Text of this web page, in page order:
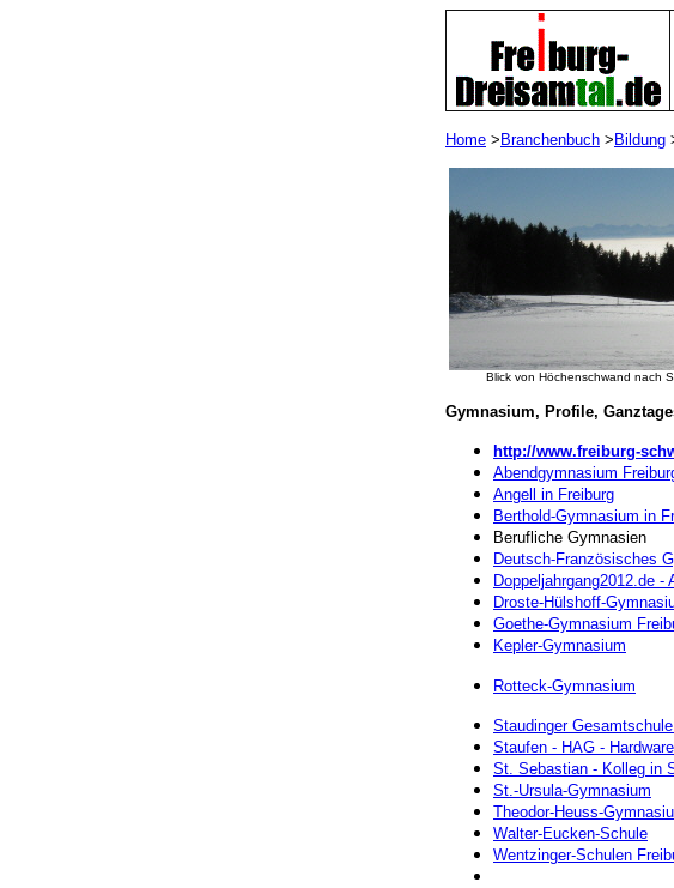
Home > Branchenbuch > Bildung
Blick von Höchenschwand nach
Gymnasium, Profile,
http://www.freiburg-
Abendgymnasium
Angell in Freiburg
Berthold-Gymnasium in
Berufliche Gymnasien
Deutsch-Französisches
Doppeljahrgang2012.de
Droste-Hülshoff-
Goethe-Gymnasium
Kepler-Gymnasium
Rotteck-Gymnasium
Staudinger
Staufen - HAG -
St. Sebastian - Kolleg in
St.-Ursula-Gymnasium
Theodor-Heuss-
Walter-Eucken-Schule
Wentzinger-Schulen